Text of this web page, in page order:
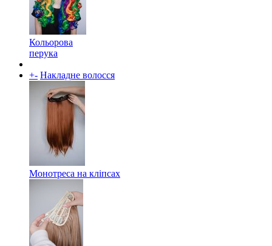
Кольорова
перука
+- Накладне волосся
Монотреса на кліпсах